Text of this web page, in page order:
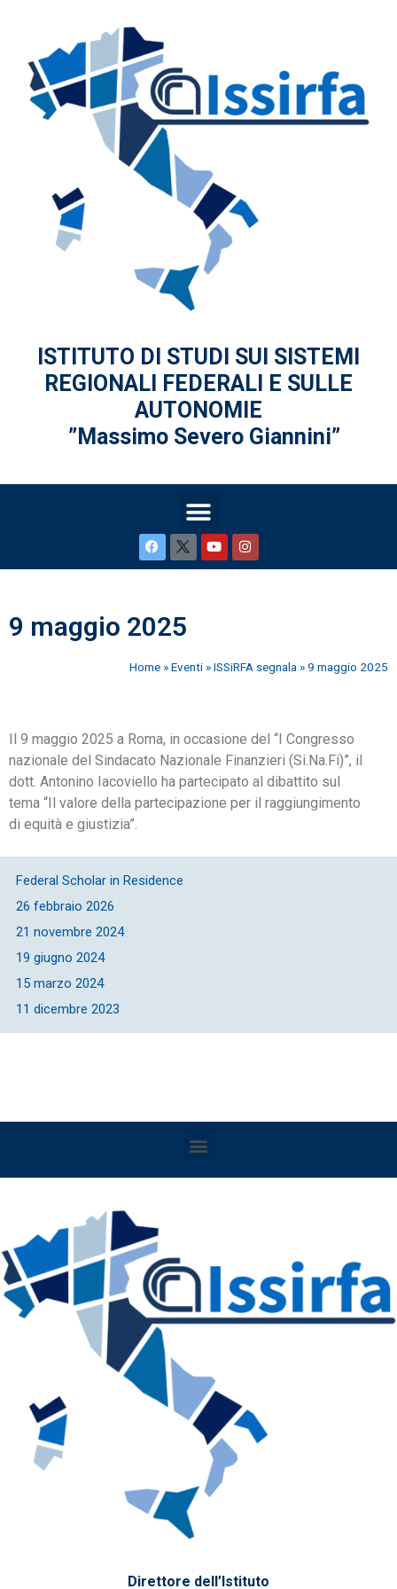
ISTITUTO DI STUDI SUI SISTEMI
REGIONALI FEDERALI
E SULLE
AUTONOMIE
”Massimo Severo Giannini”
9 maggio 2025
Home »Eventi »ISSiRFA segnala »9 maggio 2025
Il 9 maggio 2025 a Roma, in occasione del “I Congresso
nazionale del Sindacato Nazionale Finanzieri (Si.Na.Fi)”, il
dott. Antonino Iacoviello ha partecipato al dibattito sul
tema “Il valore della partecipazione per il raggiungimento
di equità e giustizia”.
Federal Scholar in Residence
26 febbraio 2026
21 novembre 2024
19 giugno 2024
15 marzo 2024
11 dicembre 2023
Direttore dell’Istituto